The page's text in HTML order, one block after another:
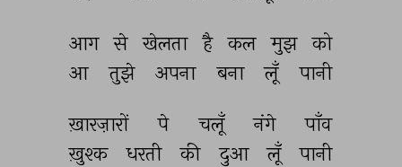
आग से खेलता है कल मुझ को
आ
तुझे अपना बना लूँ पानी
ख़ारज़ारों पे चलूँ नंगे
पाँव
ख़ुश्क
धरती की दुआ लूँ पानी